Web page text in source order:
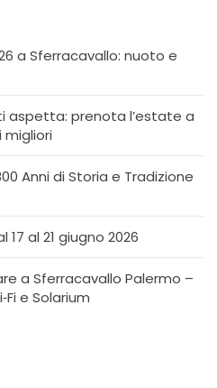
a Sferracavallo: nuoto e
aspetta: prenota l’estate a
migliori
Anni di Storia e Tradizione
al 21 giugno 2026
a Sferracavallo Palermo –
e Solarium